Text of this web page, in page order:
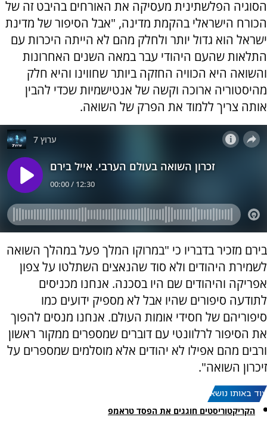
הסוגיה הפלשתינית מעסיקה את האורחים בהיבט זה של
הכורח הישראלי בהקמת מדינה, "אבל הסיפור של מדינת
ישראל הוא גדול יותר ולחלק מהם לא הייתה היכרות עם
התלאות שהעם היהודי עבר במאה השנים האחרונות
והשואה היא הכוויה החזקה ביותר שחווינו והיא חלק
מהיסטוריה ארוכה וקשה של אנטישמיות שכדי להבין
אותה צריך ללמוד את הפרק של השואה.
בירם מזכיר בדבריו כי "במרוקו המלך פעל במהלך השואה
לשמירת היהודים ולא סוד שהנאצים השתלטו על צפון
אפריקה והיהודים שם היו בסכנה. אנחנו מכניסים
לתודעה סיפורים שהיו אבל לא מספיק ידועים כמו
סיפוריהם של חסידי אומות העולם. אנחנו מנסים להפוך
את הסיפור לרלוונטי עם דוברים שמספרים ממקור ראשון
ורבים מהם אפילו לא יהודים אלא מוסלמים שמספרים על
זיכרון השואה".
עוד באותו נושא:
הקריקטוריסטים חוגגים את הפסד טראמפ